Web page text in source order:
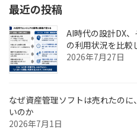
ー
ジ
送
り
最近の投稿
AI時代の設計DX
の利用状況を比較
2026年7月27日
なぜ資産管理ソフトは売れたの
いのか
2026年7月1日